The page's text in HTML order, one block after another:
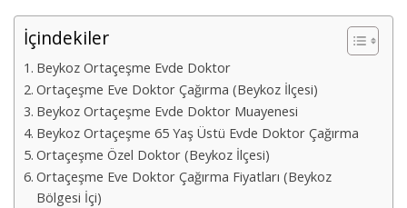
İçindekiler
Beykoz Ortaçeşme Evde Doktor
Ortaçeşme Eve Doktor Çağırma (Beykoz İlçesi)
Beykoz Ortaçeşme Evde Doktor Muayenesi
Beykoz Ortaçeşme 65 Yaş Üstü Evde Doktor Çağırma
Ortaçeşme Özel Doktor (Beykoz İlçesi)
Ortaçeşme Eve Doktor Çağırma Fiyatları (Beykoz
Bölgesi İçi)